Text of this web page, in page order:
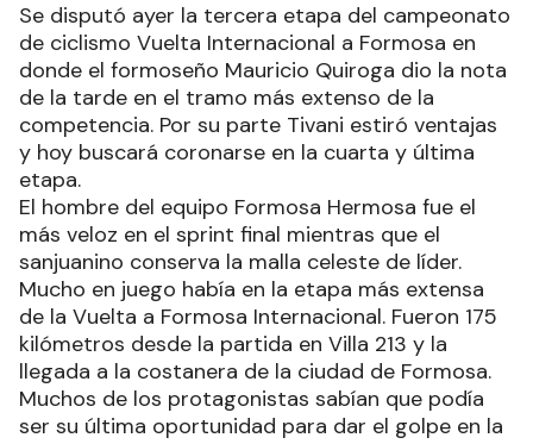
Se disputó ayer la tercera etapa del campeonato
de ciclismo Vuelta Internacional a Formosa en
donde el formoseño Mauricio Quiroga dio la nota
de la tarde en el tramo más extenso de la
competencia. Por su parte Tivani estiró ventajas
y hoy buscará coronarse en la cuarta y última
etapa.
El hombre del equipo Formosa Hermosa fue el
más veloz en el sprint final mientras que el
sanjuanino conserva la malla celeste de líder.
Mucho en juego había en la etapa más extensa
de la Vuelta a Formosa Internacional. Fueron 175
kilómetros desde la partida en Villa 213 y la
llegada a la costanera de la ciudad de Formosa.
Muchos de los protagonistas sabían que podía
ser su última oportunidad para dar el golpe en la